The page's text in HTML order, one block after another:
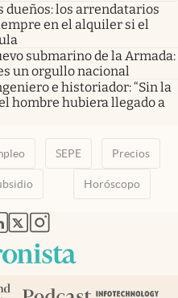
dueños: los arrendatarios
en el alquiler si el
submarino de la Armada:
un orgullo nacional
e historiador: “Sin la
hombre hubiera llegado a
SEPE Precios
Horóscopo
nueva pestaña
en nueva pestaña
abre en nueva pestaña
abre en nueva pestaña
abre en nueva pestaña